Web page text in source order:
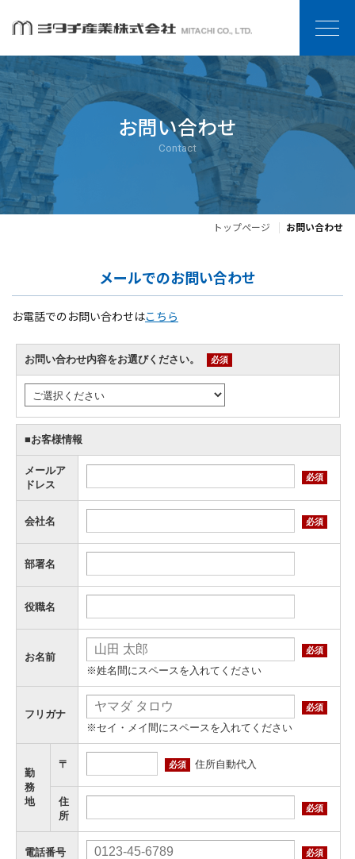
お問い合わせ
Contact
トップページ お問い合わせ
メールでのお問い合わせ
お電話でのお問い合わせはこちら
お問い合わせ内容をお選びください。 必須
■お客様情報
メールア
ドレス
必須
会社名 必須
部署名
役職名
お名前
必須
※姓名間にスペースを入れてください
フリガナ
必須
※セイ・メイ間にスペースを入れてください
勤
務
地
〒 必須 住所自動代入
住
所
必須
電話番号 必須